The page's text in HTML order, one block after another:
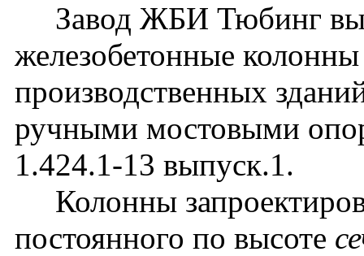
Завод ЖБИ Тюбинг
железобетонные
производственных
ручными мостовыми
1.424.1-13 выпуск.1.
Колонны
постоянного по высоте